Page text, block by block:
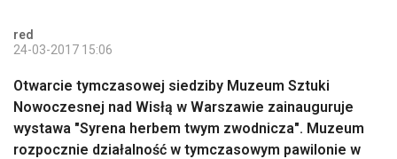
red
24-03-2017 15:06
Otwarcie tymczasowej siedziby Muzeum Sztuki
Nowoczesnej nad Wisłą w Warszawie zainauguruje
wystawa "Syrena herbem twym zwodnicza". Muzeum
rozpocznie działalność w tymczasowym pawilonie w